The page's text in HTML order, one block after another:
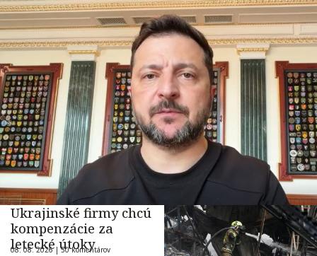
Ukrajinské firmy chcú
kompenzácie za
letecké útoky
08. 08. 2026 |50 komentárov